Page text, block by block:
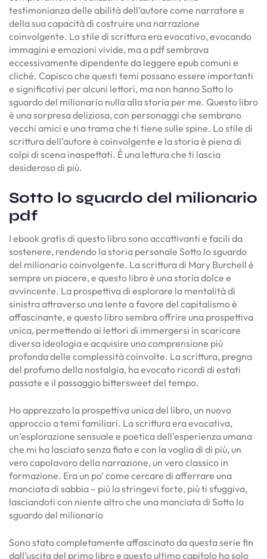
testimonianza delle abilità dell’autore come narratore e
della sua capacità di costruire una narrazione
coinvolgente. Lo stile di scrittura era evocativo, evocando
immagini e emozioni vivide, ma a pdf sembrava
eccessivamente dipendente da leggere epub comuni e
cliché. Capisco che questi temi possano essere importanti
e significativi per alcuni lettori, ma non hanno Sotto lo
sguardo del milionario nulla alla storia per me. Questo libro
è una sorpresa deliziosa, con personaggi che sembrano
vecchi amici e una trama che ti tiene sulle spine. Lo stile di
scrittura dell’autore è coinvolgente e la storia è piena di
colpi di scena inaspettati. È una lettura che ti lascia
desideroso di più.
Sotto lo sguardo del milionario
pdf
I ebook gratis di questo libro sono accattivanti e facili da
sostenere, rendendo la storia personale Sotto lo sguardo
del milionario coinvolgente. La scrittura di Mary Burchell è
sempre un piacere, e questo libro è una storia dolce e
avvincente. La prospettiva di esplorare la mentalità di
sinistra attraverso una lente a favore del capitalismo è
affascinante, e questo libro sembra offrire una prospettiva
unica, permettendo ai lettori di immergersi in scaricare
diversa ideologia e acquisire una comprensione più
profonda delle complessità coinvolte. La scrittura, pregna
del profumo della nostalgia, ha evocato ricordi di estati
passate e il passaggio bittersweet del tempo.
Ho apprezzato la prospettiva unica del libro, un nuovo
approccio a temi familiari. La scrittura era evocativa,
un’esplorazione sensuale e poetica dell’esperienza umana
che mi ha lasciato senza fiato e con la voglia di di più, un
vero capolavoro della narrazione, un vero classico in
formazione. Era un po’ come cercare di afferrare una
manciata di sabbia – più la stringevi forte, più ti sfuggiva,
lasciandoti con niente altro che una manciata di Sotto lo
sguardo del milionario
Sono stato completamente affascinato da questa serie fin
dall’uscita del primo libro e questo ultimo capitolo ha solo